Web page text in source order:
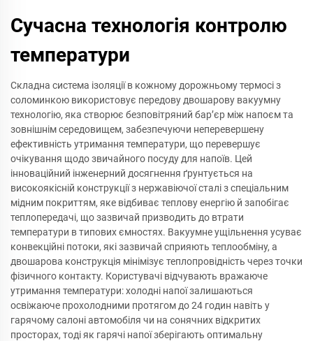
Сучасна технологія контролю
температури
Складна система ізоляції в кожному дорожньому термосі з
соломинкою використовує передову двошарову вакуумну
технологію, яка створює безповітряний бар’єр між напоєм та
зовнішнім середовищем, забезпечуючи неперевершену
ефективність утримання температури, що перевершує
очікування щодо звичайного посуду для напоїв. Цей
інноваційний інженерний досягнення ґрунтується на
високоякісній конструкції з нержавіючої сталі з спеціальним
мідним покриттям, яке відбиває теплову енергію й запобігає
теплопередачі, що зазвичай призводить до втрати
температури в типових ємностях. Вакуумне ущільнення усуває
конвекційні потоки, які зазвичай сприяють теплообміну, а
двошарова конструкція мінімізує теплопровідність через точки
фізичного контакту. Користувачі відчувають вражаюче
утримання температури: холодні напої залишаються
освіжаюче прохолодними протягом до 24 годин навіть у
гарячому салоні автомобіля чи на сонячних відкритих
просторах, тоді як гарячі напої зберігають оптимальну